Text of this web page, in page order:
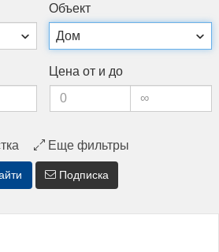
Объ­ект
Це­на от и до
Еще фильтры
Подписка